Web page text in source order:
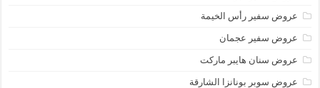
عروض سفير رأس الخيمة
عروض سفير عجمان
عروض سنان هايبر ماركت
عروض سوبر بونانزا الشارقة